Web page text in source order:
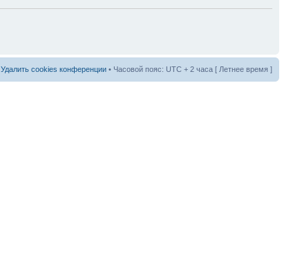
Удалить cookies конференции • Часовой пояс: UTC + 2 часа [ Летнее время ]